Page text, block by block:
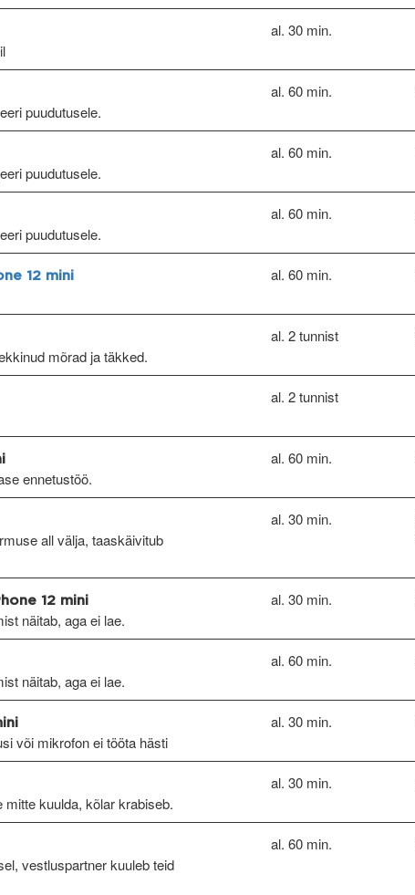
al. 30 min.
puudutusele.
al. 60 min.
puudutusele.
al. 60 min.
puudutusele.
al. 60 min.
12 mini al. 60 min.
mõrad ja täkked.
al. 2 tunnist
al. 2 tunnist
ennetustöö.
al. 60 min.
all välja, taaskäivitub
al. 30 min.
12 mini
näitab, aga ei lae.
al. 30 min.
näitab, aga ei lae.
al. 60 min.
või mikrofon ei tööta hästi
al. 30 min.
kuulda, kõlar krabiseb.
al. 30 min.
vestluspartner kuuleb teid
al. 60 min.